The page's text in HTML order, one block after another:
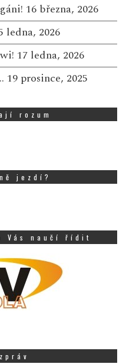
16 března, 2026
ledna, 2026
17 ledna, 2026
19 prosince, 2025
rozum
jezdí?
Vás naučí řídit